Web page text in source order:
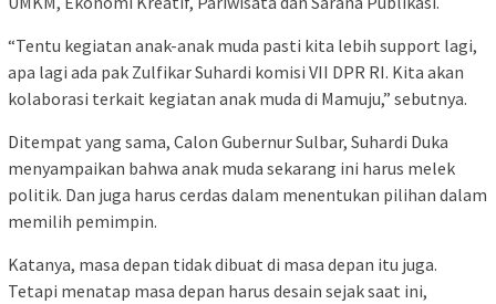
“Tentu kegiatan anak-anak muda pasti kita lebih support lagi,
apa lagi ada pak Zulfikar Suhardi komisi VII DPR RI. Kita akan
kolaborasi terkait kegiatan anak muda di Mamuju,” sebutnya.
Ditempat yang sama, Calon Gubernur Sulbar, Suhardi Duka
menyampaikan bahwa anak muda sekarang ini harus melek
politik. Dan juga harus cerdas dalam menentukan pilihan dalam
memilih pemimpin.
Katanya, masa depan tidak dibuat di masa depan itu juga.
Tetapi menatap masa depan harus desain sejak saat ini,